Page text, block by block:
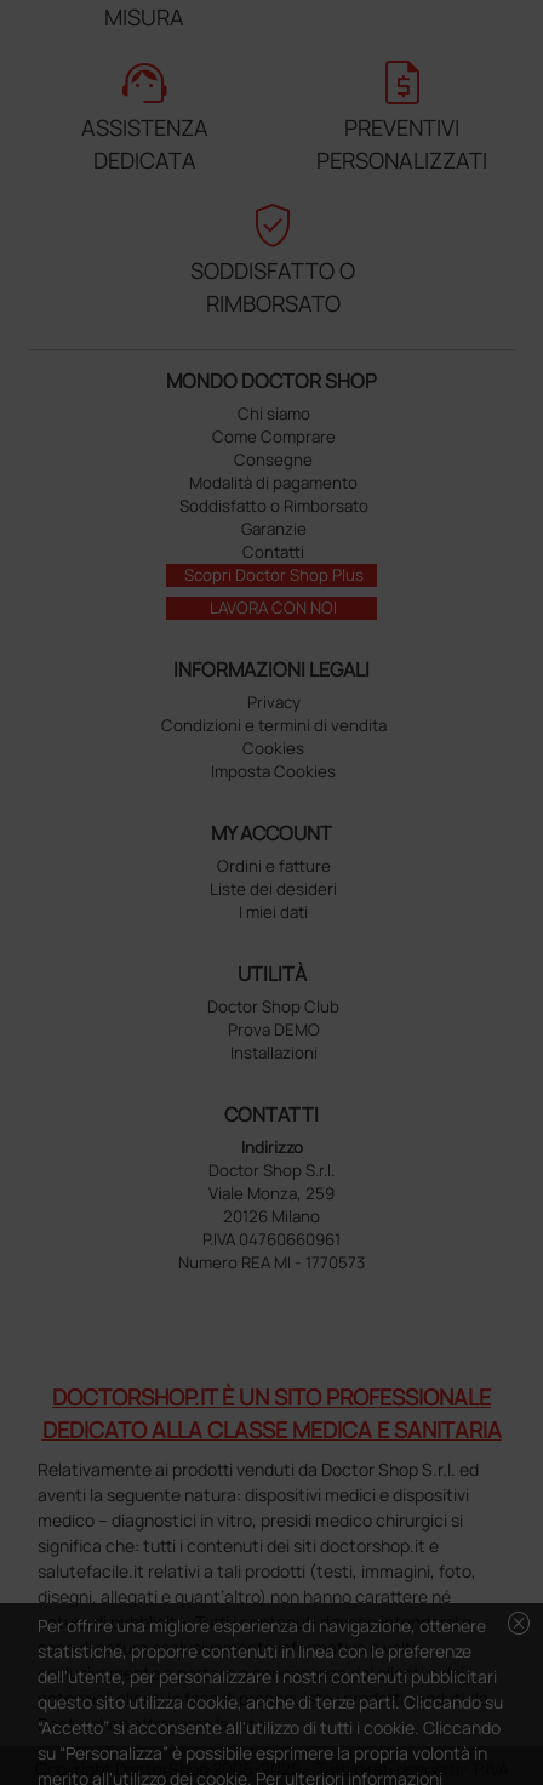
MISURA
support_agent
ASSISTENZA
DEDICATA
request_quote
PREVENTIVI
PERSONALIZZATI
verified_user
SODDISFATTO O
RIMBORSATO
MONDO DOCTOR SHOP
Chi siamo
Come Comprare
Consegne
Modalità di pagamento
Soddisfatto o Rimborsato
Garanzie
Contatti
Scopri Doctor Shop Plus
LAVORA CON NOI
INFORMAZIONI LEGALI
Privacy
Condizioni e termini di vendita
Cookies
Imposta Cookies
MY ACCOUNT
Ordini e fatture
Liste dei desideri
I miei dati
UTILITÀ
Doctor Shop Club
Prova DEMO
Installazioni
CONTATTI
Indirizzo
Doctor Shop S.r.l.
Viale Monza, 259
20126 Milano
P.IVA 04760660961
Numero REA MI - 1770573
DOCTORSHOP.IT È UN SITO PROFESSIONALE
DEDICATO ALLA CLASSE MEDICA E SANITARIA
Relativamente ai prodotti venduti da Doctor Shop S.r.l. ed
aventi la seguente natura: dispositivi medici e dispositivi
medico – diagnostici in vitro, presidi medico chirurgici si
significa che: tutti i contenuti dei siti doctorshop.it e
salutefacile.it relativi a tali prodotti (testi, immagini, foto,
disegni, allegati e quant’altro) non hanno carattere né
natura di pubblicità. Tutti i contenuti devono intendersi e
sono di natura esclusivamente informativa e volti
esclusivamente a portare a conoscenza dei clienti e dei
potenziali clienti in fase di preacquisto i prodotti venduti da
Doctorshop attraverso la rete.
Copyright DoctorShop 2005-2026 - Tutti diritti riservati - P.IVA
cancel
Per offrire una migliore esperienza di navigazione, ottenere
statistiche, proporre contenuti in linea con le preferenze
dell'utente, per personalizzare i nostri contenuti pubblicitari
questo sito utilizza cookie, anche di terze parti. Cliccando su
“Accetto” si acconsente all'utilizzo di tutti i cookie. Cliccando
su “Personalizza” è possibile esprimere la propria volontà in
merito all'utilizzo dei cookie. Per ulteriori informazioni